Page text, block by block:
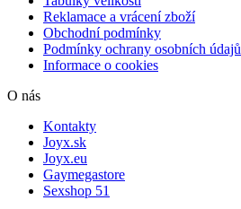
Reklamace a vrácení zboží
Obchodní podmínky
Podmínky ochrany osobních údajů
Informace o cookies
O nás
Kontakty
Joyx.sk
Joyx.eu
Gaymegastore
Sexshop 51